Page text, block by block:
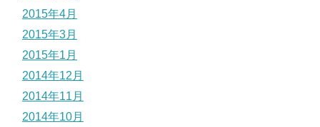
2015年4月
2015年3月
2015年1月
2014年12月
2014年11月
2014年10月